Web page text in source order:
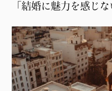
「結婚に魅力を感じな